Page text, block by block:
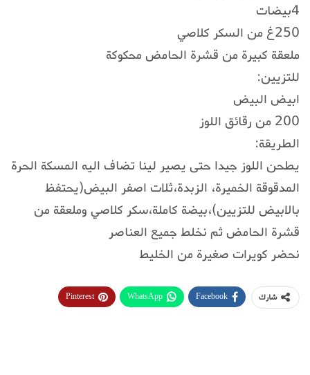
4بيضات
250غ من السكر كلاصي
ملعقة كبيرة من قشرة الحامض محكوكة
للتزيين:
ابيض البيض
200 من رقائق اللوز
الطريقة:
يطحن اللوز جيدا حتى يصير لينا تضاف اليه المسكة الحرة
المدقوقة الخميرة، الزبدة،ثلات اصفر البيض(يحتفظ
بالابيض للتزيين)،بيضة كاملة،سكر كلاصي وملعقة من
قشرة الحامض ثم نخلط جميع العناصر
نحضر كويرات صغيرة من الخليط
شارك Facebook
WhatsApp
Pinterest